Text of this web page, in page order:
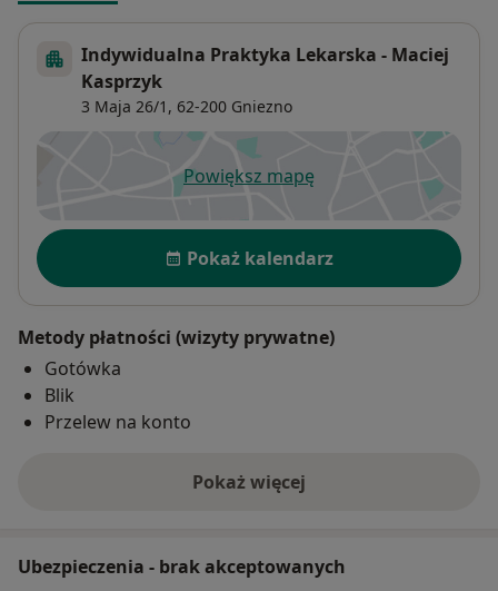
Indywidualna Praktyka Lekarska - Maciej
Kasprzyk
3 Maja 26/1, 62-200 Gniezno
Powiększ mapęotwiera się w nowej karcie
Dostępność
Pokaż kalendarz
Metody płatności (wizyty prywatne)
Gotówka
Blik
Przelew na konto
Pokaż więcej
o adresie
Ubezpieczenia - brak akceptowanych